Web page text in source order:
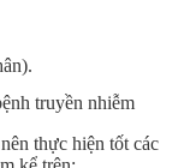
truyền nhiễm
thực hiện tốt các